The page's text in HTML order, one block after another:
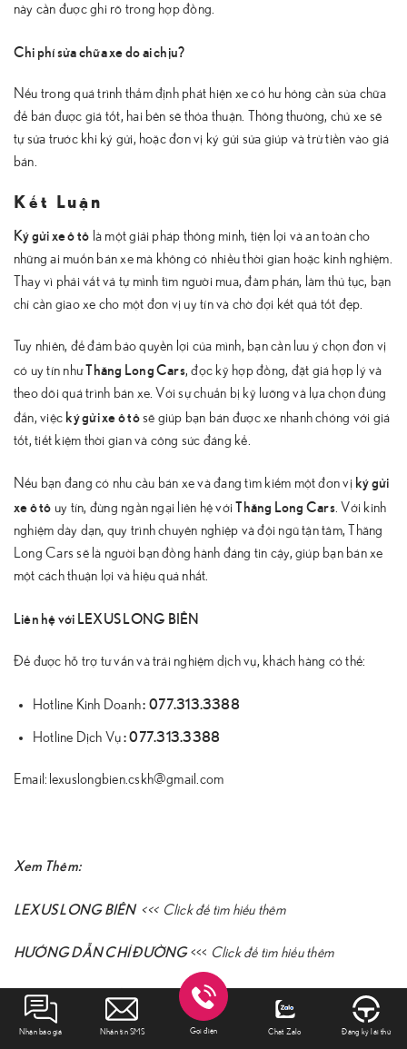
này cần được ghi rõ trong hợp đồng.
Chi phí sửa chữa xe do ai chịu?
Nếu trong quá trình thẩm định phát hiện xe có hư hỏng cần sửa chữa
để bán được giá tốt, hai bên sẽ thỏa thuận. Thông thường, chủ xe sẽ
tự sửa trước khi ký gửi, hoặc đơn vị ký gửi sửa giúp và trừ tiền vào giá
bán.
Kết Luận
Ký gửi xe ô tô là một giải pháp thông minh, tiện lợi và an toàn cho
những ai muốn bán xe mà không có nhiều thời gian hoặc kinh nghiệm.
Thay vì phải vất vả tự mình tìm người mua, đàm phán, làm thủ tục, bạn
chỉ cần giao xe cho một đơn vị uy tín và chờ đợi kết quả tốt đẹp.
Tuy nhiên, để đảm bảo quyền lợi của mình, bạn cần lưu ý chọn đơn vị
có uy tín nhưThăng Long Cars, đọc kỹ hợp đồng, đặt giá hợp lý và
theo dõi quá trình bán xe. Với sự chuẩn bị kỹ lưỡng và lựa chọn đúng
đắn, việc ký gửi xe ô tôsẽ giúp bạn bán được xe nhanh chóng với giá
tốt, tiết kiệm thời gian và công sức đáng kể.
Nếu bạn đang có nhu cầu bán xe và đang tìm kiếm một đơn vị ký gửi
xe ô tô uy tín, đừng ngần ngại liên hệ vớiThăng Long Cars. Với kinh
nghiệm dày dạn, quy trình chuyên nghiệp và đội ngũ tận tâm, Thăng
Long Cars sẽ là người bạn đồng hành đáng tin cậy, giúp bạn bán xe
một cách thuận lợi và hiệu quả nhất.
Liên hệ với LEXUS LONG BIÊN
Để được hỗ trợ tư vấn và trải nghiệm dịch vụ, khách hàng có thể:
Hotline Kinh Doanh:077.313.3388
Hotline Dịch Vụ:077.313.3388
Email: lexuslongbien.cskh@gmail.com
Xem Thêm:
LEXUS LONG BIÊN <<< Click để tìm hiểu thêm
HƯỚNG DẪN CHỈ ĐƯỜNG<<< Click để tìm hiểu thêm
MUA BÁN KÝ GỬI XE Click để tìm hiểu thêm
BẢNG GIÁ XE LEXUS
Nhận báo giá Nhắn tin SMS Gọi điện Chat Zalo Đăng ký lái thử